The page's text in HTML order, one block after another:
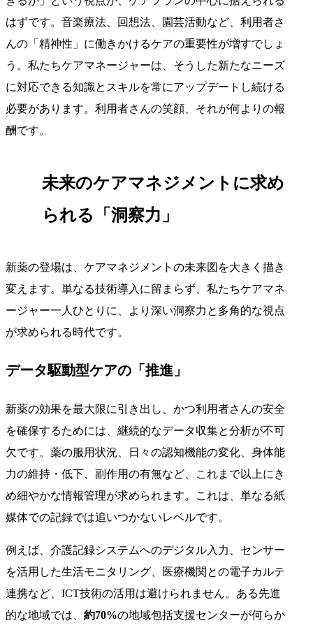
はずです。音楽療法、回想法、園芸活動など、利用者さ
んの「精神性」に働きかけるケアの重要性が増すでしょ
う。私たちケアマネージャーは、そうした新たなニーズ
に対応できる知識とスキルを常にアップデートし続ける
必要があります。利用者さんの笑顔、それが何よりの報
酬です。
未来のケアマネジメントに求め
られる「洞察力」
新薬の登場は、ケアマネジメントの未来図を大きく描き
変えます。単なる技術導入に留まらず、私たちケアマネ
ージャー一人ひとりに、より深い洞察力と多角的な視点
が求められる時代です。
データ駆動型ケアの「推進」
新薬の効果を最大限に引き出し、かつ利用者さんの安全
を確保するためには、継続的なデータ収集と分析が不可
欠です。薬の服用状況、日々の認知機能の変化、身体能
力の維持・低下、副作用の有無など、これまで以上にき
め細やかな情報管理が求められます。これは、単なる紙
媒体での記録では追いつかないレベルです。
例えば、介護記録システムへのデジタル入力、センサー
を活用した生活モニタリング、医療機関との電子カルテ
連携など、ICT技術の活用は避けられません。ある先進
的な地域では、 約70%の地域包括支援センターが何らか